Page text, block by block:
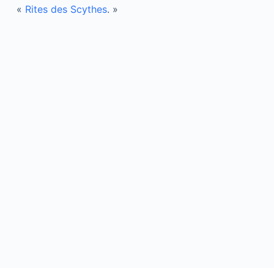
« Rites des Scythes. »